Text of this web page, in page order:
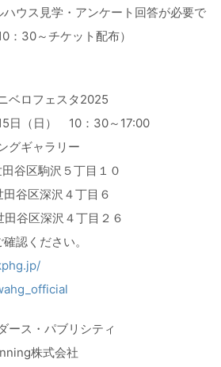
ウス見学・アンケート回答が必要で
：30～チケット配布）
ベロフェスタ2025
日（日） 10：30～17:00
グギャラリー
谷区駒沢５丁目１０
谷区深沢４丁目６
谷区深沢４丁目２６
認ください。
ース・パブリシティ
株式会社